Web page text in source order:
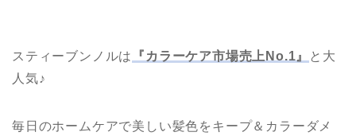
スティーブンノルは 『カラーケア市場売上No.1』
と大
人気♪
毎日のホームケアで美しい髪色をキープ＆カラーダメ